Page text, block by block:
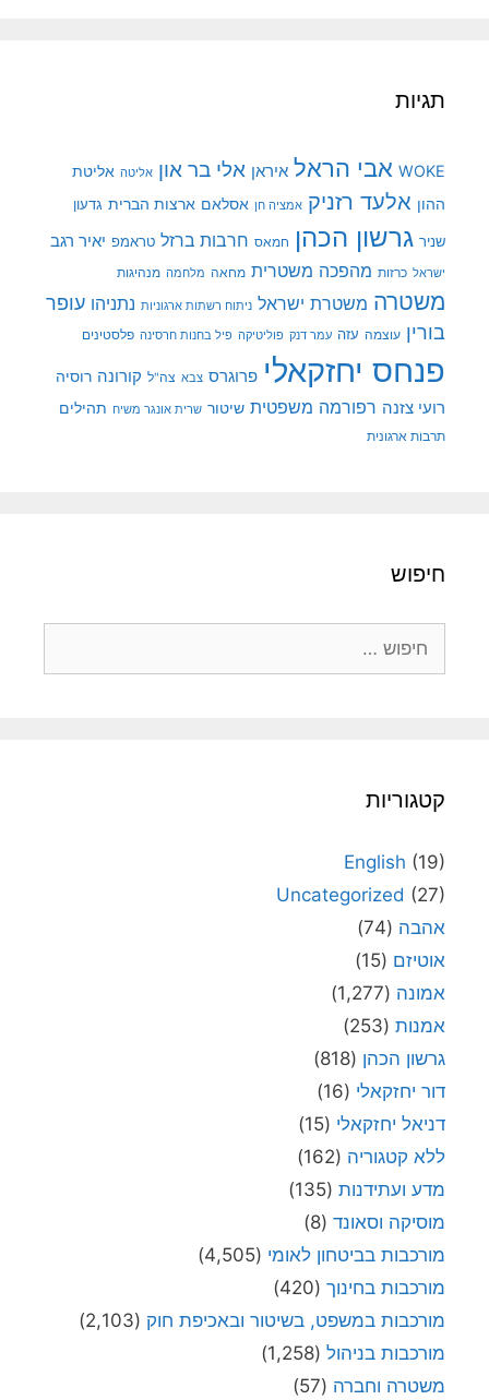
תגיות
WOKE אבי הראל איראן אלי בר און אליטה אליטת
ההון אלעד רזניק אמציה חן אסלאם ארצות הברית גדעון
שניר גרשון הכהן חמאס חרבות ברזל טראמפ יאיר רגב
ישראל כרזות מהפכה משטרית מחאה מלחמה מנהיגות
משטרה משטרת ישראל ניתוח רשתות ארגוניות נתניהו עופר
בורין עוצמה עזה עמר דנק פוליטיקה פיל בחנות חרסינה פלסטינים
פנחס יחזקאלי פרוגרס צבא צה"ל קורונה רוסיה
רועי צזנה רפורמה משפטית שיטור שרית אונגר משיח תהילים
תרבות ארגונית
חיפוש
קטגוריות
English (19)
Uncategorized (27)
אהבה (74)
אוטיזם (15)
אמונה (1,277)
אמנות (253)
גרשון הכהן (818)
דור יחזקאלי (16)
דניאל יחזקאלי (15)
ללא קטגוריה (162)
מדע ועתידנות (135)
מוסיקה וסאונד (8)
מורכבות בביטחון לאומי (4,505)
מורכבות בחינוך (420)
מורכבות במשפט, בשיטור ובאכיפת חוק (2,103)
מורכבות בניהול (1,258)
משטרה וחברה (57)